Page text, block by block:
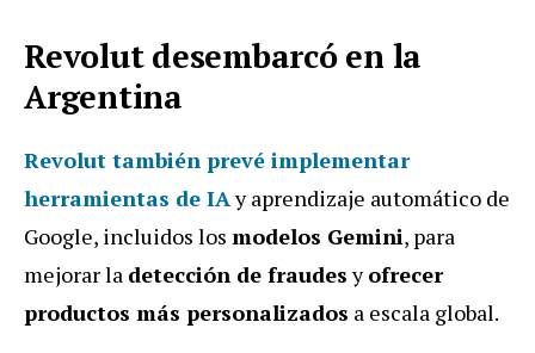
Revolut desembarcó en la
Argentina
Revolut también prevé implementar
herramientas de IAy aprendizaje automático de
Google, incluidos los modelos Gemini, para
mejorar la detección de fraudesyofrecer
productos más personalizados a escala global.